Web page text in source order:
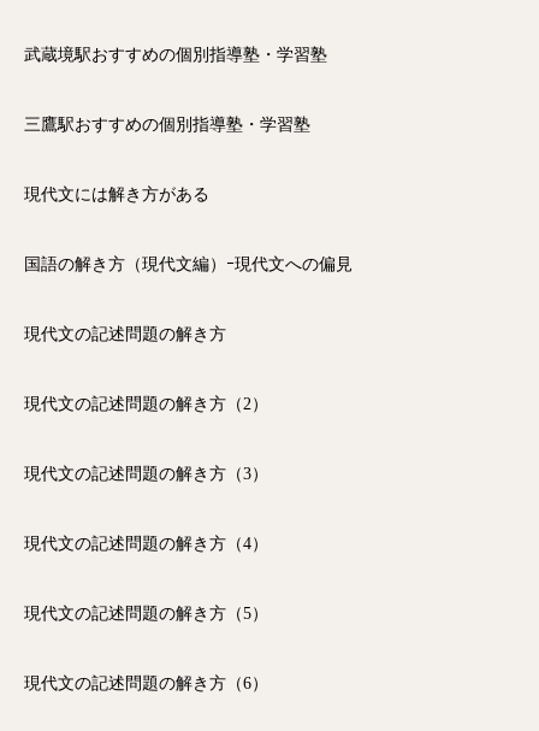
武蔵境駅おすすめの個別指導塾・学習塾
三鷹駅おすすめの個別指導塾・学習塾
現代文には解き方がある
国語の解き方（現代文編）ｰ現代文への偏見
現代文の記述問題の解き方
現代文の記述問題の解き方（2）
現代文の記述問題の解き方（3）
現代文の記述問題の解き方（4）
現代文の記述問題の解き方（5）
現代文の記述問題の解き方（6）